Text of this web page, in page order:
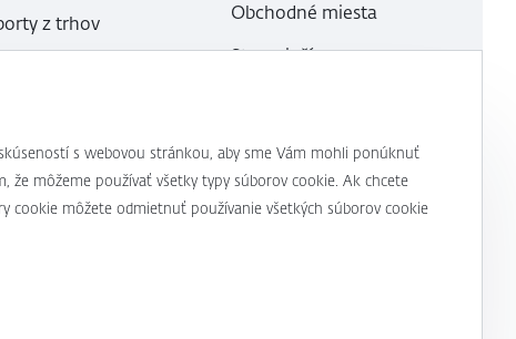
z trhov
Obchodné miesta
Ste s niečím
s webovou stránkou, aby sme Vám mohli ponúknuť
môžeme používať všetky typy súborov cookie. Ak chcete
cookie môžete odmietnuť používanie všetkých súborov cookie